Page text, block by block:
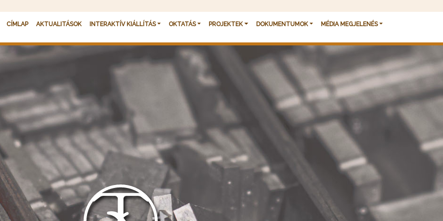
Fő navigáció
CÍMLAP AKTUALITÁSOK INTERAKTÍV KIÁLLÍTÁS OKTATÁS PROJEKTEK DOKUMENTUMOK MÉDIA MEGJELENÉS